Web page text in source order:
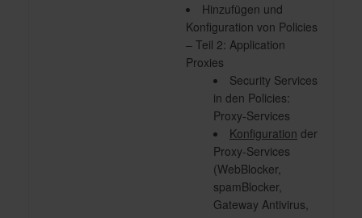
Hinzufügen und
Konfiguration von Policies
– Teil 2: Application
Proxies
Security Services
in den Policies:
Proxy-Services
Konfiguration der
Proxy-Services
(WebBlocker,
spamBlocker,
Gateway Antivirus,